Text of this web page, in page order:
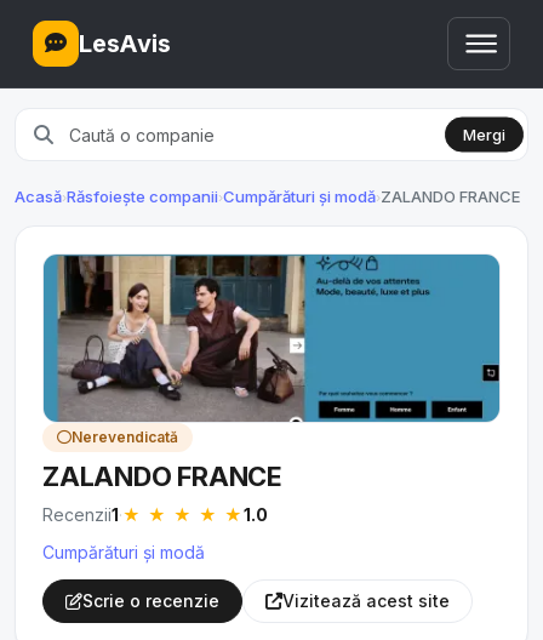
LesAvis
Mergi
Acasă›Răsfoiește companii›Cumpărături și modă›ZALANDO FRANCE
Nerevendicată
ZALANDO FRANCE
Recenzii1·★ ★ ★ ★ ★1.0
Cumpărături și modă
Scrie o recenzie Vizitează acest site